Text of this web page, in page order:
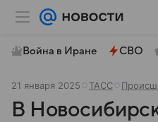
Война в Иране СВО
21 января 2025 ТАСС
В